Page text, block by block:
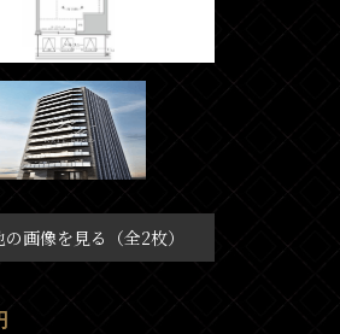
の画像を見る（全2枚）